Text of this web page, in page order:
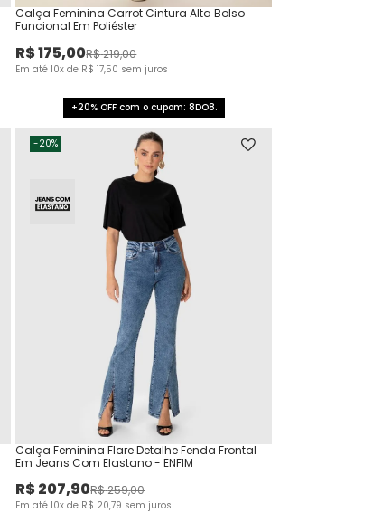
Calça Feminina Carrot Cintura Alta Bolso
Funcional Em Poliéster
R$175,00R$219,00
Em até10x de R$ 17,50 sem juros
+20% OFF com o cupom: 8DO8.
-20%
Calça Feminina Flare Detalhe Fenda Frontal
Em Jeans Com Elastano - ENFIM
R$207,90R$259,00
Em até10x de R$ 20,79 sem juros